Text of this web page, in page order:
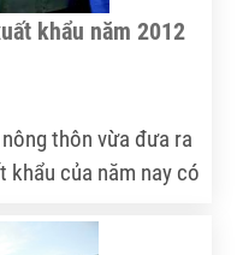
khẩu năm 2012
thôn vừa đưa ra
khẩu của năm nay có
trước đó do khối